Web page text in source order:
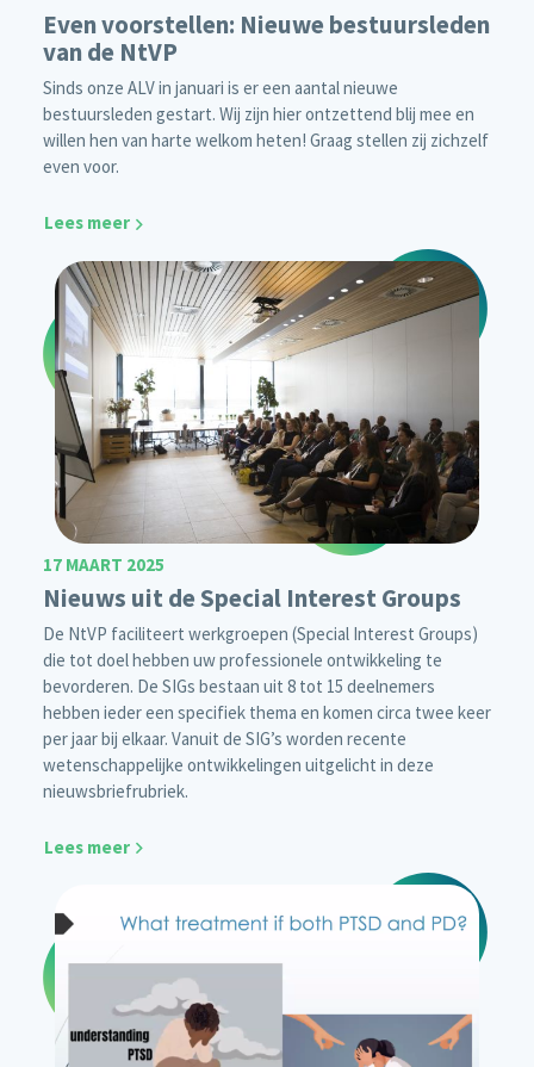
Even voorstellen: Nieuwe bestuursleden
van de NtVP
Sinds onze ALV in januari is er een aantal nieuwe
bestuursleden gestart. Wij zijn hier ontzettend blij mee en
willen hen van harte welkom heten! Graag stellen zij zichzelf
even voor.
Lees meer
17 MAART 2025
Nieuws uit de Special Interest Groups
De NtVP faciliteert werkgroepen (Special Interest Groups)
die tot doel hebben uw professionele ontwikkeling te
bevorderen. De SIGs bestaan uit 8 tot 15 deelnemers
hebben ieder een specifiek thema en komen circa twee keer
per jaar bij elkaar. Vanuit de SIG’s worden recente
wetenschappelijke ontwikkelingen uitgelicht in deze
nieuwsbriefrubriek.
Lees meer